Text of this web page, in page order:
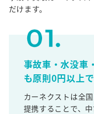
だけます。
事故車・水没車
も原則0円以上
カーネクストは全
提携することで、